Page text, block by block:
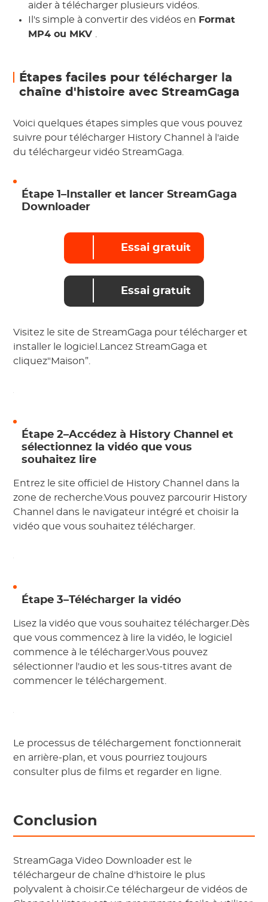
aider à télécharger plusieurs vidéos.
Il's simple à convertir des vidéos en Format
MP4 ou MKV
Étapes faciles pour télécharger la
chaîne d'histoire avec StreamGaga
Voici quelques étapes simples que vous pouvez
suivre pour télécharger History Channel à l'aide
du téléchargeur vidéo StreamGaga.
Étape 1–Installer et lancer StreamGaga
Downloader
Essai gratuit
Essai gratuit
Visitez le site de StreamGaga pour télécharger et
installer le logiciel.Lancez StreamGaga et
cliquez"Maison”.
Étape 2–Accédez à History Channel et
sélectionnez la vidéo que vous
souhaitez lire
Entrez le site officiel de History Channel dans la
zone de recherche.Vous pouvez parcourir History
Channel dans le navigateur intégré et choisir la
vidéo que vous souhaitez télécharger.
Étape 3–Télécharger la vidéo
Lisez la vidéo que vous souhaitez télécharger.Dès
que vous commencez à lire la vidéo, le logiciel
commence à le télécharger.Vous pouvez
sélectionner l'audio et les sous-titres avant de
commencer le téléchargement.
Le processus de téléchargement fonctionnerait
en arrière-plan, et vous pourriez toujours
consulter plus de films et regarder en ligne.
Conclusion
StreamGaga Video Downloader est le
téléchargeur de chaîne d'histoire le plus
polyvalent à choisir.Ce téléchargeur de vidéos de